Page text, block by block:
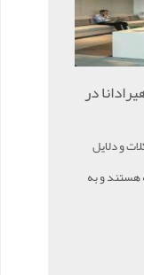
در
و دلایل
هستند و به